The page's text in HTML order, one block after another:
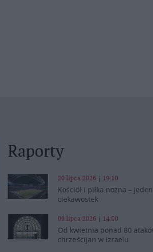
Raporty
20 lipca 2026 | 19:10
Kościół i piłka nożna –
ciekawostek
09 lipca 2026 | 14:00
Od kwietnia ponad 80
chrześcijan w Izraelu